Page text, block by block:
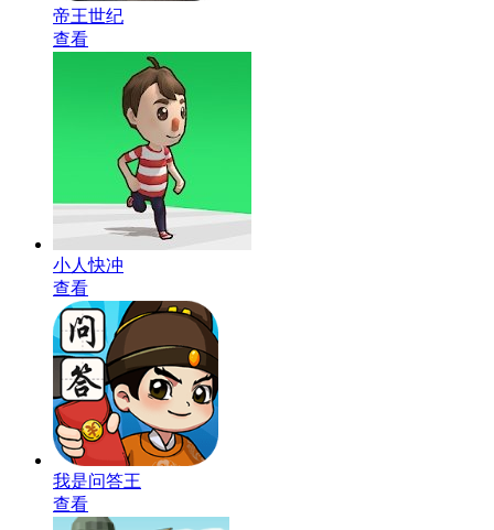
帝王世纪
查看
小人快冲
查看
我是问答王
查看